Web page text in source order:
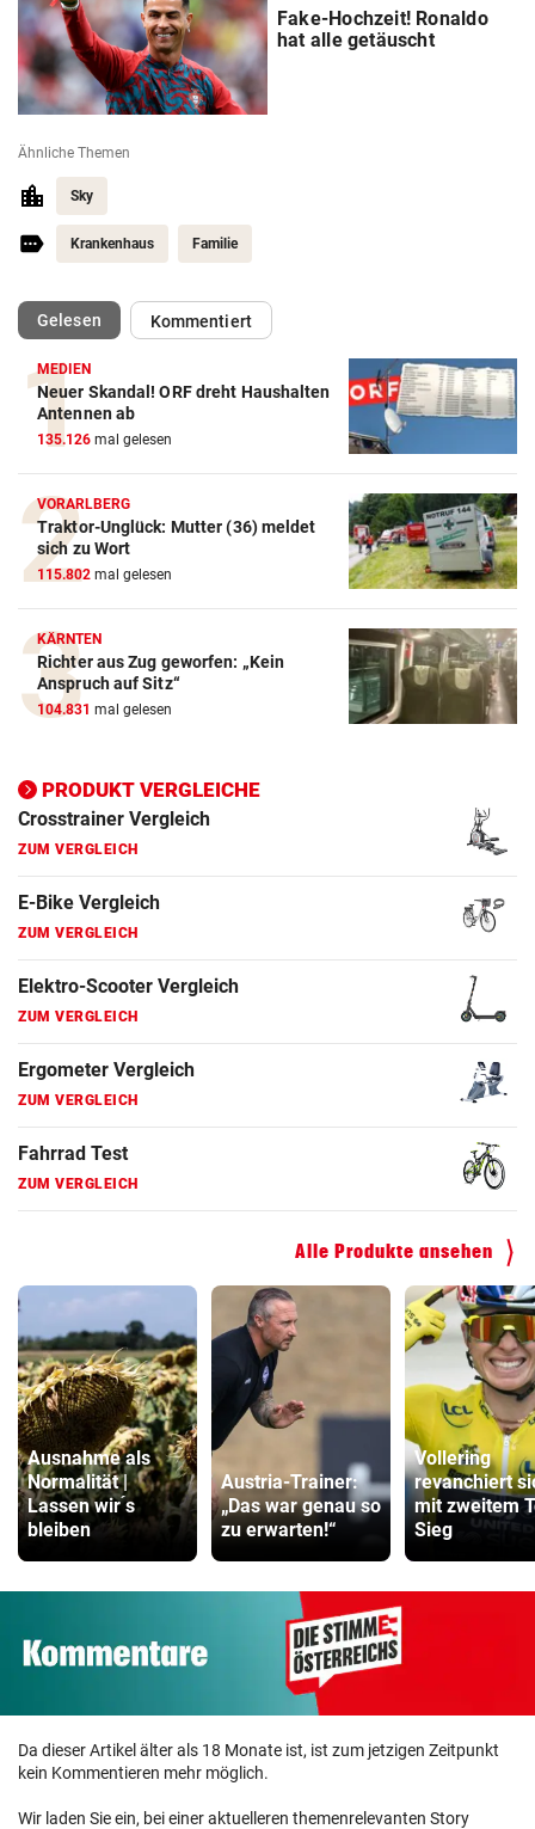
Fake-Hochzeit! Ronaldo
hat alle getäuscht
Ähnliche Themen
Sky
Krankenhaus Familie
Gelesen(ausgewählt)Kommentiert
MEDIEN
Neuer Skandal! ORF dreht Haushalten
Antennen ab
135.126 mal gelesen
VORARLBERG
Traktor-Unglück: Mutter (36) meldet
sich zu Wort
115.802 mal gelesen
KÄRNTEN
Richter aus Zug geworfen: „Kein
Anspruch auf Sitz“
104.831 mal gelesen
PRODUKT VERGLEICHE
Action-Cam Vergleich
Crosstrainer Vergleich
ZUM VERGLEICH
Elektro-Scooter Vergleich
ZUM VERGLEICH
ZUM VERGLEICH
Fahrrad Test
ZUM VERGLEICH
Fahrradanhänger Vergleich
ZUM VERGLEICH
Faszienrolle Vergleich
ZUM VERGLEICH
Hoverboard Vergleich
ZUM VERGLEICH
Kinderfahrrad Vergleich
ZUM VERGLEICH
Alle Produkte ansehen
Ausnahme als
Normalität |
Lassen wir ́s
bleiben
Austria-Trainer:
„Das war genau so
zu erwarten!“
Vollering
revanchiert
mit zweitem
Sieg
Da dieser Artikel älter als 18 Monate ist, ist zum jetzigen Zeitpunkt
kein Kommentieren mehr möglich.
Wir laden Sie ein, bei einer aktuelleren themenrelevanten Story